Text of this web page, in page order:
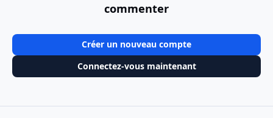
commenter
Créer un nouveau compte
Connectez-vous maintenant